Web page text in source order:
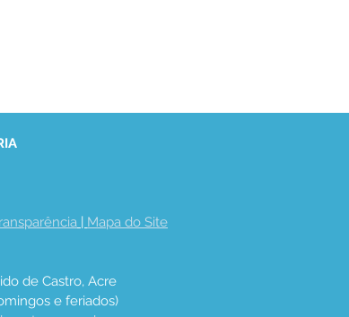
| Mapa do Site
de Castro, Acre
e feriados)